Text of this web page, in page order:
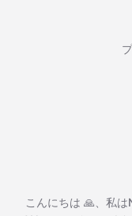
こんにちは 🙏、私は